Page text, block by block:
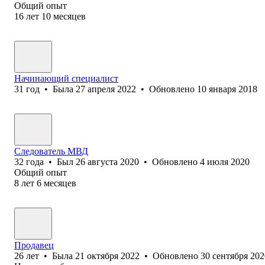
Общий опыт
16 лет 10 месяцев
Начинающий специалист
31 год • Была 27 апреля 2022 • Обновлено 10 января 2018
Следователь МВД
32 года • Был 26 августа 2020 • Обновлено 4 июля 2020
Общий опыт
8 лет 6 месяцев
Продавец
26 лет • Была 21 октября 2022 • Обновлено 30 сентября